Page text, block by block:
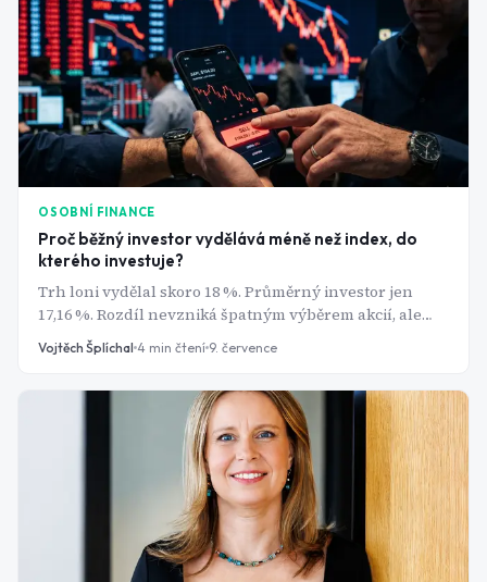
OSOBNÍ FINANCE
Proč běžný investor vydělává méně než index, do
kterého investuje?
Trh loni vydělal skoro 18 %. Průměrný investor jen
17,16 %. Rozdíl nevzniká špatným výběrem akcií, ale
pár opakovanými chybami, kterých se dopouští skoro
každý začátečník.
Vojtěch Šplíchal 4 min čtení 9. července